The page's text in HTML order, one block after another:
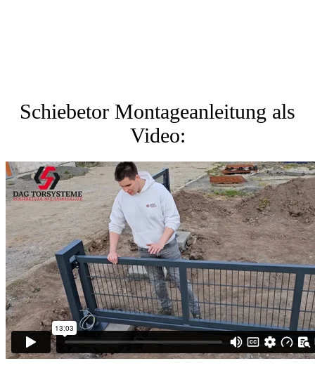
Schiebetor Montageanleitung als
Video: